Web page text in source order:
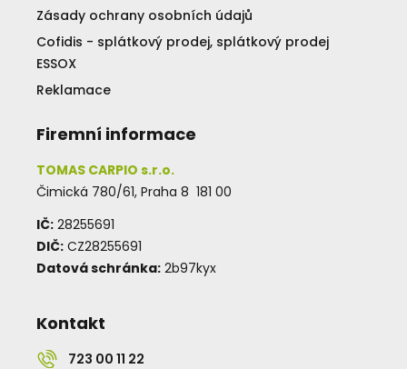
Zásady ochrany osobních údajů
Cofidis - splátkový prodej, splátkový prodej
ESSOX
Reklamace
Firemní informace
TOMAS CARPIO s.r.o.
Čimická 780/61, Praha 8 181 00
IČ: 28255691
DIČ: CZ28255691
Datová schránka: 2b97kyx
Kontakt
723 00 11 22